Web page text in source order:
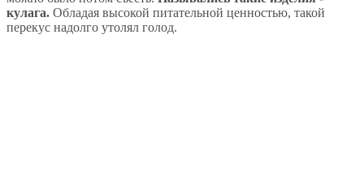
кулага. Обладая высокой питательной ценностью, такой
перекус надолго утолял голод.